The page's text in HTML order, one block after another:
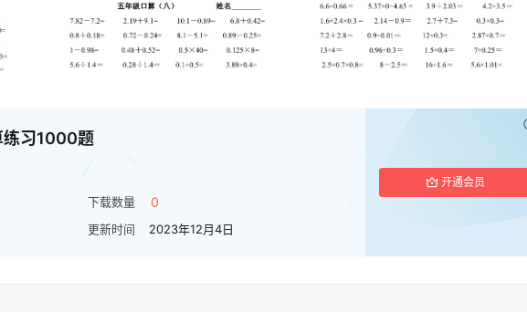
练习1000题
下载数量 0
更新时间 2023年12月4日
开通会员